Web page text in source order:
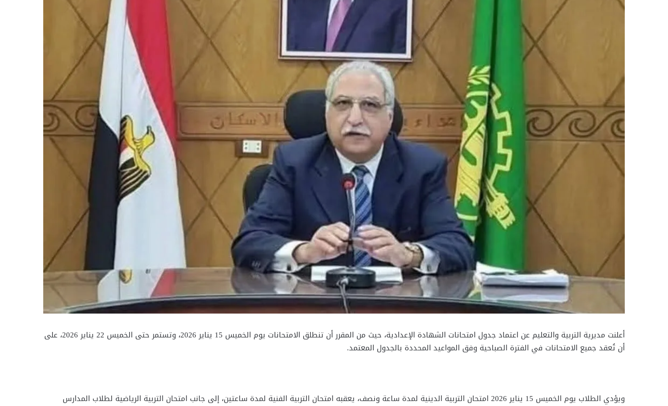
أعلنت مديرية التربية والتعليم عن اعتماد جدول امتحانات الشهادة الإعدادية، حيث من المقرر أن تنطلق الامتحانات يوم الخميس 15 يناير 2026، وتستمر حتى الخميس 22 يناير 2026، على
أن تُعقد جميع الامتحانات في الفترة الصباحية وفق المواعيد المحددة بالجدول المعتمد.
ويؤدي الطلاب يوم الخميس 15 يناير 2026 امتحان التربية الدينية لمدة ساعة ونصف، يعقبه امتحان التربية الفنية لمدة ساعتين، إلى جانب امتحان التربية الرياضية لطلاب المدارس